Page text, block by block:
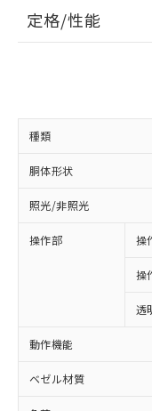
定格/性能
種類
胴体形状
照光/非照光
操作部 操
操
透
動作機能
ベゼル材質